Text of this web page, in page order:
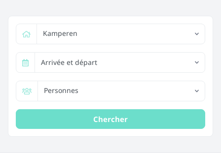
Kamperen
Arrivée et départ
Personnes
Chercher